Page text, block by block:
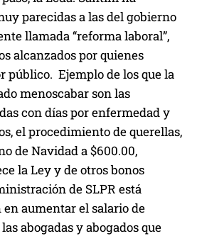
parecidas a las del gobierno
llamada “reforma laboral”,
alcanzados por quienes
público. Ejemplo de los que la
menoscabar son las
con días por enfermedad y
el procedimiento de querellas,
de Navidad a $600.00,
la Ley y de otros bonos
de SLPR está
aumentar el salario de
abogadas y abogados que